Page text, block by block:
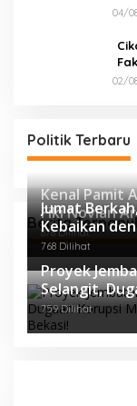
04/
02/
Politik Terbaru
Berita
Kenal Pamit
Fiki Novian
Karawang
878 Dilihat
Jumat
Kebaikan
768 Dilihat
Proyek
Selangit,
Mahasiswa
759 Dilihat